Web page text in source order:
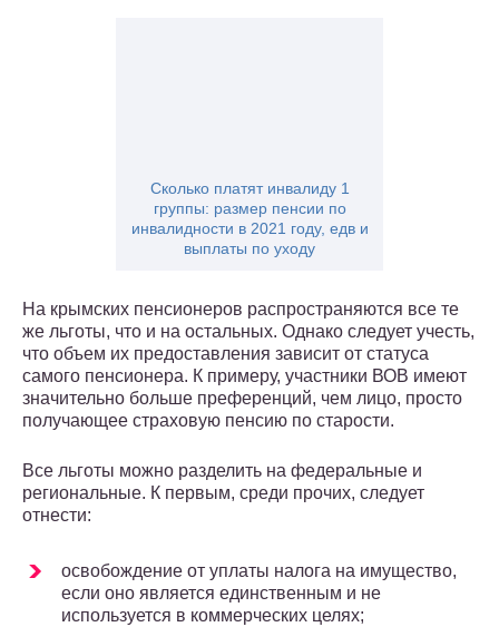
Сколько платят инвалиду 1
группы: размер пенсии по
инвалидности в 2021 году, едв и
выплаты по уходу
На крымских пенсионеров распространяются все те
же льготы, что и на остальных. Однако следует учесть,
что объем их предоставления зависит от статуса
самого пенсионера. К примеру, участники ВОВ имеют
значительно больше преференций, чем лицо, просто
получающее страховую пенсию по старости.
Все льготы можно разделить на федеральные и
региональные. К первым, среди прочих, следует
отнести:
освобождение от уплаты налога на имущество,
если оно является единственным и не
используется в коммерческих целях;